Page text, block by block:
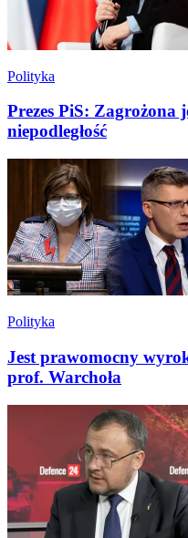
Polityka
Prezes PiS: Zagrożona
niepodległość
Polityka
Jest prawomocny
prof. Warchoła